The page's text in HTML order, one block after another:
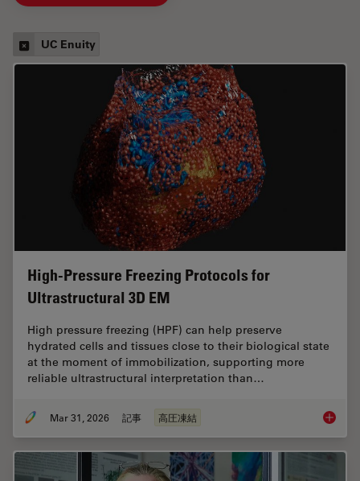
UC Enuity
High-Pressure Freezing Protocols for
Ultrastructural 3D EM
High pressure freezing (HPF) can help preserve
hydrated cells and tissues close to their biological state
at the moment of immobilization, supporting more
reliable ultrastructural interpretation than…
Mar 31, 2026 記事 高圧凍結 High-